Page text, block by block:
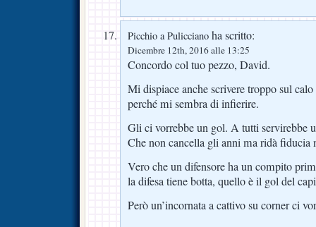
Picchio a Pulicciano ha scritto:
Dicembre 12th, 2016 alle 13:25
Concordo col tuo pezzo, David.
Mi dispiace anche scrivere troppo sul
perché mi sembra di infierire.
Gli ci vorrebbe un gol. A tutti servirebbe
Che non cancella gli anni ma ridà fiducia
Vero che un difensore ha un compito
la difesa tiene botta, quello è il gol del
Però un’incornata a cattivo su corner ci